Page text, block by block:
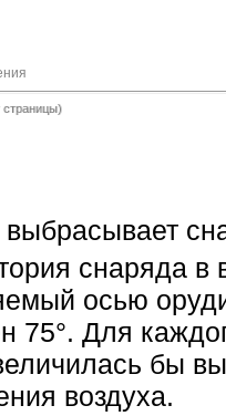
страницы)
снаряда
осью
75°. Для
бы
воздуха.